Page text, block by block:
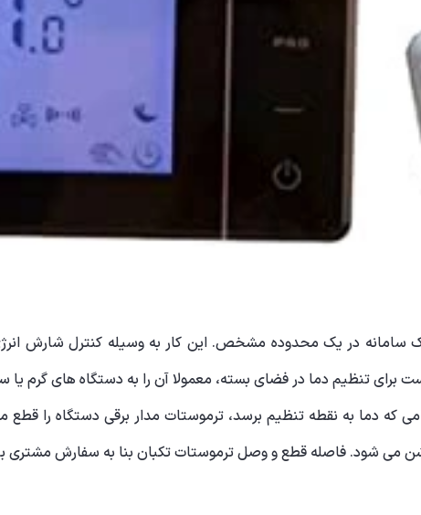
در یک محدوده مشخص. این کار به ‌وسیله کنترل شارش انرژی
برای تنظیم دما در فضای بسته، معمولا آن را به دستگاه های گرم
قطع و وصل ترموستات تکبان بنا به سفارش مشتری بین ۱ الی ۱۰ درجه قابل تنظیم می